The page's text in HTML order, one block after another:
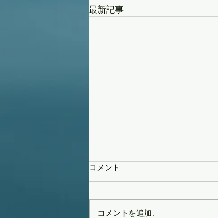
最新記事
コメント
コメントを追加…